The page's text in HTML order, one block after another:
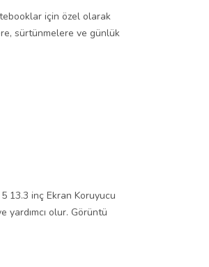
için özel olarak
sürtünmelere ve günlük
13.3 inç Ekran Koruyucu
yardımcı olur. Görüntü